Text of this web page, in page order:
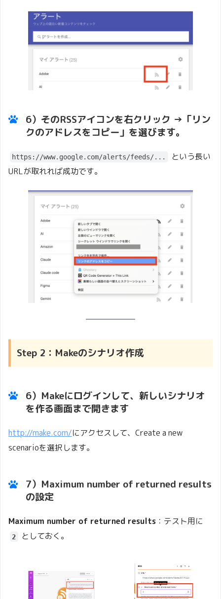
6）そのRSSアイコンを右クリック →「リン
クのアドレスをコピー 」を選びます。
https://www.google.com/alerts/feeds/...
という長い
URLが取れれば成功です。
Step 2：Makeのシナリオ作成
6）Makeにログインして、新しいシナリオ
を作る画面まで開きます
http://make.com/にアクセスして、Create a new
scenarioを選択します。
7） Maximum number of returned results
の設定
Maximum number of returned results ：テスト用に
2 としておく。